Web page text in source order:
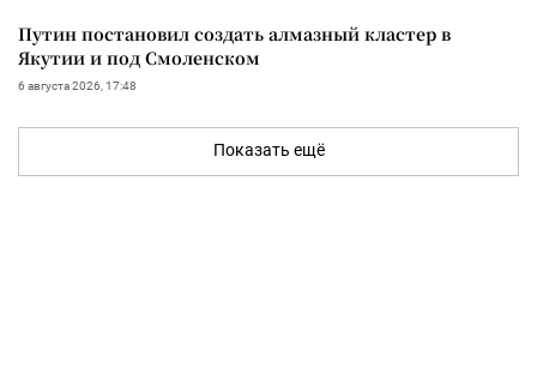
Путин постановил создать алмазный кластер в
Якутии и под Смоленском
6 августа 2026, 17:48
Показать ещё